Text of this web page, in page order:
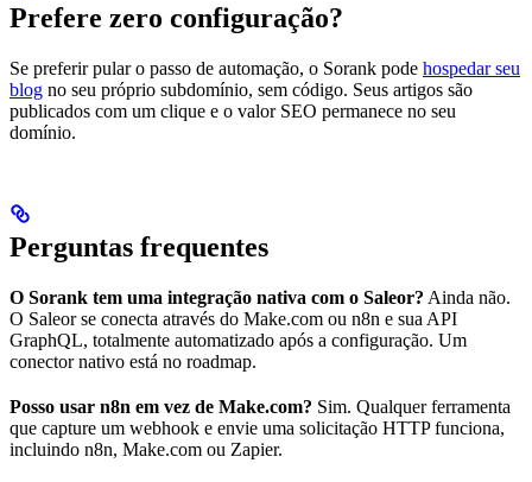
Prefere zero configuração?
Se preferir pular o passo de automação, o Sorank pode hospedar seu
blog no seu próprio subdomínio, sem código. Seus artigos são
publicados com um clique e o valor SEO permanece no seu
domínio.
Perguntas frequentes
O Sorank tem uma integração nativa com o Saleor? Ainda não.
O Saleor se conecta através do Make.com ou n8n e sua API
GraphQL, totalmente automatizado após a configuração. Um
conector nativo está no roadmap.
Posso usar n8n em vez de Make.com? Sim. Qualquer ferramenta
que capture um webhook e envie uma solicitação HTTP funciona,
incluindo n8n, Make.com ou Zapier.